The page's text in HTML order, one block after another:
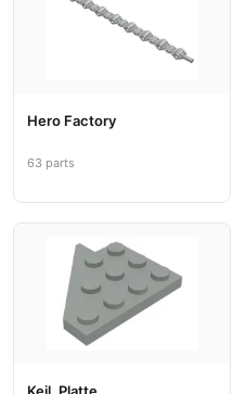
Hero Factory
63 parts